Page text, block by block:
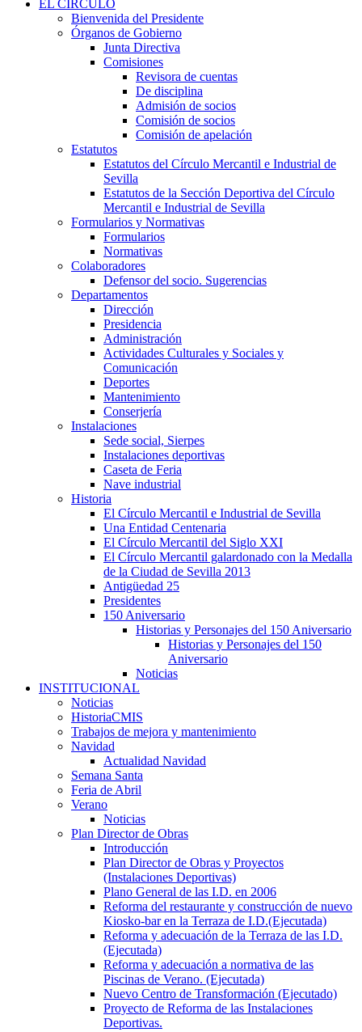
EL CÍRCULO
Bienvenida del Presidente
Órganos de Gobierno
Junta Directiva
Comisiones
Revisora de cuentas
De disciplina
Admisión de socios
Comisión de socios
Comisión de apelación
Estatutos
Estatutos del Círculo Mercantil e Industrial de
Sevilla
Estatutos de la Sección Deportiva del Círculo
Mercantil e Industrial de Sevilla
Formularios y Normativas
Formularios
Normativas
Colaboradores
Defensor del socio. Sugerencias
Departamentos
Dirección
Presidencia
Administración
Actividades Culturales y Sociales y
Comunicación
Deportes
Mantenimiento
Conserjería
Instalaciones
Sede social, Sierpes
Instalaciones deportivas
Caseta de Feria
Nave industrial
Historia
El Círculo Mercantil e Industrial de Sevilla
Una Entidad Centenaria
El Círculo Mercantil del Siglo XXI
El Círculo Mercantil galardonado con la Medalla
de la Ciudad de Sevilla 2013
Antigüedad 25
Presidentes
150 Aniversario
Historias y Personajes del 150 Aniversario
Historias y Personajes del 150
Aniversario
Noticias
INSTITUCIONAL
Noticias
HistoriaCMIS
Trabajos de mejora y mantenimiento
Navidad
Actualidad Navidad
Semana Santa
Feria de Abril
Verano
Noticias
Plan Director de Obras
Introducción
Plan Director de Obras y Proyectos
(Instalaciones Deportivas)
Plano General de las I.D. en 2006
Reforma del restaurante y construcción de nuevo
Kiosko-bar en la Terraza de I.D.(Ejecutada)
Reforma y adecuación de la Terraza de las I.D.
(Ejecutada)
Reforma y adecuación a normativa de las
Piscinas de Verano. (Ejecutada)
Nuevo Centro de Transformación (Ejecutado)
Proyecto de Reforma de las Instalaciones
Deportivas.